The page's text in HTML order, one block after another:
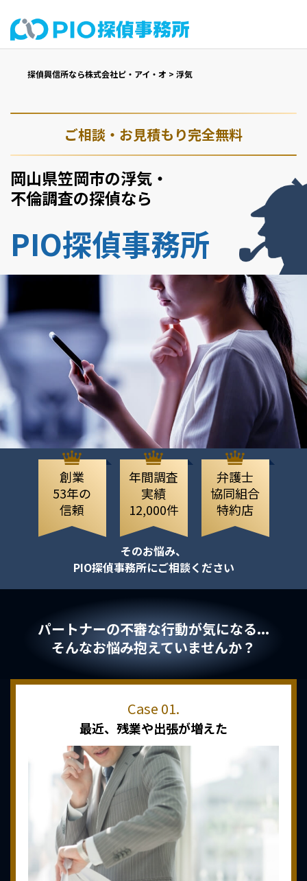
探偵興信所なら株式会社ピ・アイ・オ > 浮気
ご相談・お見積もり完全無料
岡山県笠岡市の浮気・
不倫調査の探偵なら
PIO探偵事務所
創業
53年の
信頼
年間調査
実績
12,000件
弁護士
協同組合
特約店
そのお悩み、
PIO探偵事務所にご相談ください
パートナーの不審な行動が気になる...
そんなお悩み抱えていませんか？
最近、 残業や出張が増えた